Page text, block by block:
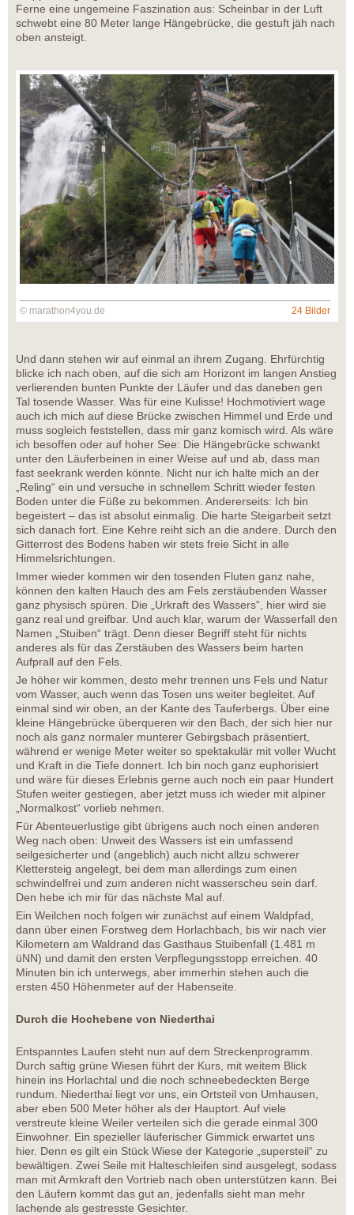
Ferne eine ungemeine Faszination aus: Scheinbar in der Luft
schwebt eine 80 Meter lange Hängebrücke, die gestuft jäh nach
oben ansteigt.
© marathon4you.de 24 Bilder
Und dann stehen wir auf einmal an ihrem Zugang. Ehrfürchtig
blicke ich nach oben, auf die sich am Horizont im langen Anstieg
verlierenden bunten Punkte der Läufer und das daneben gen
Tal tosende Wasser. Was für eine Kulisse! Hochmotiviert wage
auch ich mich auf diese Brücke zwischen Himmel und Erde und
muss sogleich feststellen, dass mir ganz komisch wird. Als wäre
ich besoffen oder auf hoher See: Die Hängebrücke schwankt
unter den Läuferbeinen in einer Weise auf und ab, dass man
fast seekrank werden könnte. Nicht nur ich halte mich an der
„Reling“ ein und versuche in schnellem Schritt wieder festen
Boden unter die Füße zu bekommen. Andererseits: Ich bin
begeistert – das ist absolut einmalig. Die harte Steigarbeit setzt
sich danach fort. Eine Kehre reiht sich an die andere. Durch den
Gitterrost des Bodens haben wir stets freie Sicht in alle
Himmelsrichtungen.
Immer wieder kommen wir den tosenden Fluten ganz nahe,
können den kalten Hauch des am Fels zerstäubenden Wasser
ganz physisch spüren. Die „Urkraft des Wassers“, hier wird sie
ganz real und greifbar. Und auch klar, warum der Wasserfall den
Namen „Stuiben“ trägt. Denn dieser Begriff steht für nichts
anderes als für das Zerstäuben des Wassers beim harten
Aufprall auf den Fels.
Je höher wir kommen, desto mehr trennen uns Fels und Natur
vom Wasser, auch wenn das Tosen uns weiter begleitet. Auf
einmal sind wir oben, an der Kante des Tauferbergs. Über eine
kleine Hängebrücke überqueren wir den Bach, der sich hier nur
noch als ganz normaler munterer Gebirgsbach präsentiert,
während er wenige Meter weiter so spektakulär mit voller Wucht
und Kraft in die Tiefe donnert. Ich bin noch ganz euphorisiert
und wäre für dieses Erlebnis gerne auch noch ein paar Hundert
Stufen weiter gestiegen, aber jetzt muss ich wieder mit alpiner
„Normalkost“ vorlieb nehmen.
Für Abenteuerlustige gibt übrigens auch noch einen anderen
Weg nach oben: Unweit des Wassers ist ein umfassend
seilgesicherter und (angeblich) auch nicht allzu schwerer
Klettersteig angelegt, bei dem man allerdings zum einen
schwindelfrei und zum anderen nicht wasserscheu sein darf.
Den hebe ich mir für das nächste Mal auf.
Ein Weilchen noch folgen wir zunächst auf einem Waldpfad,
dann über einen Forstweg dem Horlachbach, bis wir nach vier
Kilometern am Waldrand das Gasthaus Stuibenfall (1.481 m
üNN) und damit den ersten Verpflegungsstopp erreichen. 40
Minuten bin ich unterwegs, aber immerhin stehen auch die
ersten 450 Höhenmeter auf der Habenseite.
Durch die Hochebene von Niederthai
Entspanntes Laufen steht nun auf dem Streckenprogramm.
Durch saftig grüne Wiesen führt der Kurs, mit weitem Blick
hinein ins Horlachtal und die noch schneebedeckten Berge
rundum. Niederthai liegt vor uns, ein Ortsteil von Umhausen,
aber eben 500 Meter höher als der Hauptort. Auf viele
verstreute kleine Weiler verteilen sich die gerade einmal 300
Einwohner. Ein spezieller läuferischer Gimmick erwartet uns
hier. Denn es gilt ein Stück Wiese der Kategorie „supersteil“ zu
bewältigen. Zwei Seile mit Halteschleifen sind ausgelegt, sodass
man mit Armkraft den Vortrieb nach oben unterstützen kann. Bei
den Läufern kommt das gut an, jedenfalls sieht man mehr
lachende als gestresste Gesichter.